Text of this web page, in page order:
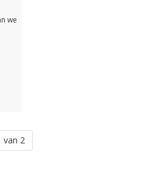
we
van 2